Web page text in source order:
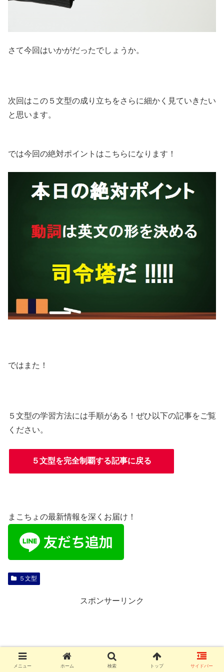
さて今回はいかがだったでしょうか。
次回はこの５文型の成り立ちをさらに細かく見ていきたい
と思います。
では今回の絶対ポイントはこちらになります！
ではまた！
５文型の学習方法には手順がある！ぜひ以下の記事をご覧
ください。
５文型を完全制覇する記事に戻る
まこちょの最新情報を深くお届け！
５文型
スポンサーリンク
メニュー ホーム 検索 トップ サイドバー